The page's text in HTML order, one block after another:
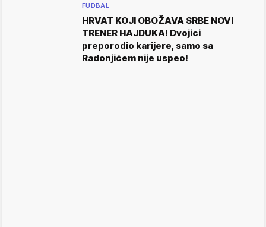
FUDBAL
HRVAT KOJI OBOŽAVA SRBE NOVI
TRENER HAJDUKA! Dvojici
preporodio karijere, samo sa
Radonjićem nije uspeo!